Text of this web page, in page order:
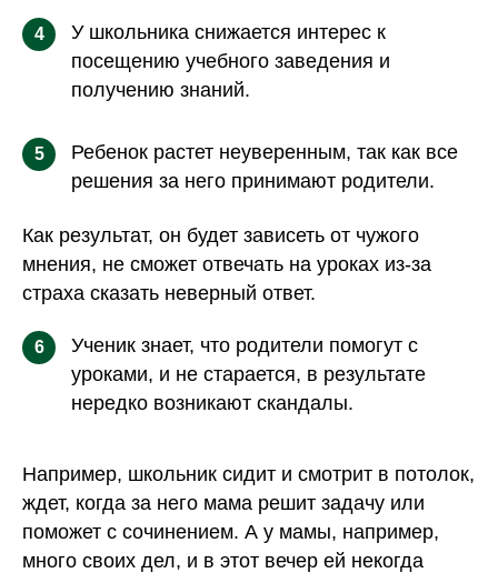
4
У школьника снижается интерес к
посещению учебного заведения и
получению знаний.
5
Ребенок растет неуверенным, так как все
решения за него принимают родители.
Как результат, он будет зависеть от чужого
мнения, не сможет отвечать на уроках из-за
страха сказать неверный ответ.
6
Ученик знает, что родители помогут с
уроками, и не старается, в результате
нередко возникают скандалы.
Например, школьник сидит и смотрит в потолок,
ждет, когда за него мама решит задачу или
поможет с сочинением. А у мамы, например,
много своих дел, и в этот вечер ей некогда